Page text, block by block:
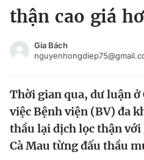
Chào ngày mới
Video
Sản phẩm khác
Tin đã xem
Đăng xuất
thận cao giá
Gia Bách
Thời gian qua, dư luận ở
việc Bệnh viện (BV) đa
thầu lại dịch lọc thận với
Cà Mau từng đấu thầu